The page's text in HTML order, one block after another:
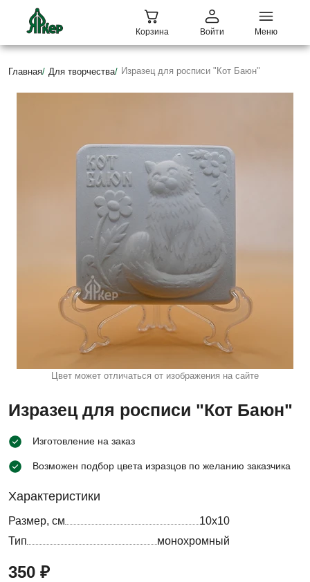
Корзина Войти Меню
Главная/ Для творчества/ Изразец для росписи "Кот Баюн"
Цвет может отличаться от изображения на сайте
Изразец для росписи "Кот Баюн"
Изготовление на заказ
Возможен подбор цвета изразцов по желанию заказчика
Характеристики
Размер, см
10х10
Тип
монохромный
350 ₽